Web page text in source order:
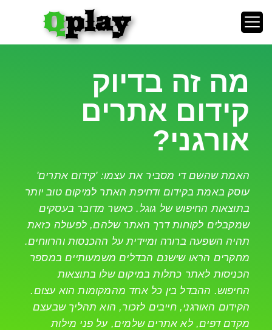
QPlay
מה זה בדיוק
קידום אתרים
אורגני?​
האמת שהשם די מסביר את עצמו: 'קידום אתרים'
עוסק באמת בקידום ודחיפת האתר למיקום טוב יותר
בתוצאות החיפוש של גוגל. כאשר מדובר בעסקים
שמקבלים לקוחות דרך האתר שלהם, לפעולה כזאת
תהיה השפעה ברורה ומיידית על ההכנסות והרווחים.
מחקרים הראו שישנם הבדלים משמעותיים במספר
הכניסות לאתר כתלות במיקום שלו בתוצאות
החיפוש. ההבדל בין כל אחד מהמקומות הוא עצום.
הקידום האורגני, חייבים לזכור, הוא תהליך שבעצם
מקדם דפים, לא אתרים שלמים, על פני מילות